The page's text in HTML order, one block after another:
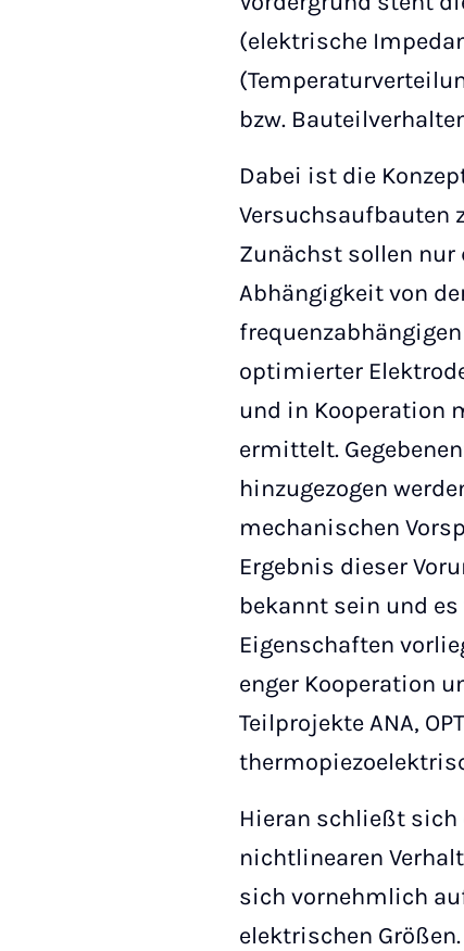
(elektrische
bzw.
Dabei ist die
Versuchsaufbauten
Zunächst sollen
Abhängigkeit von
optimierter
und in Kooperation
ermittelt.
hinzugezogen
mechanischen
Ergebnis dieser
bekannt sein und
Eigenschaften
enger Kooperation
Teilprojekte ANA,
Hieran schließt
nichtlinearen
sich vornehmlich
elektrischen